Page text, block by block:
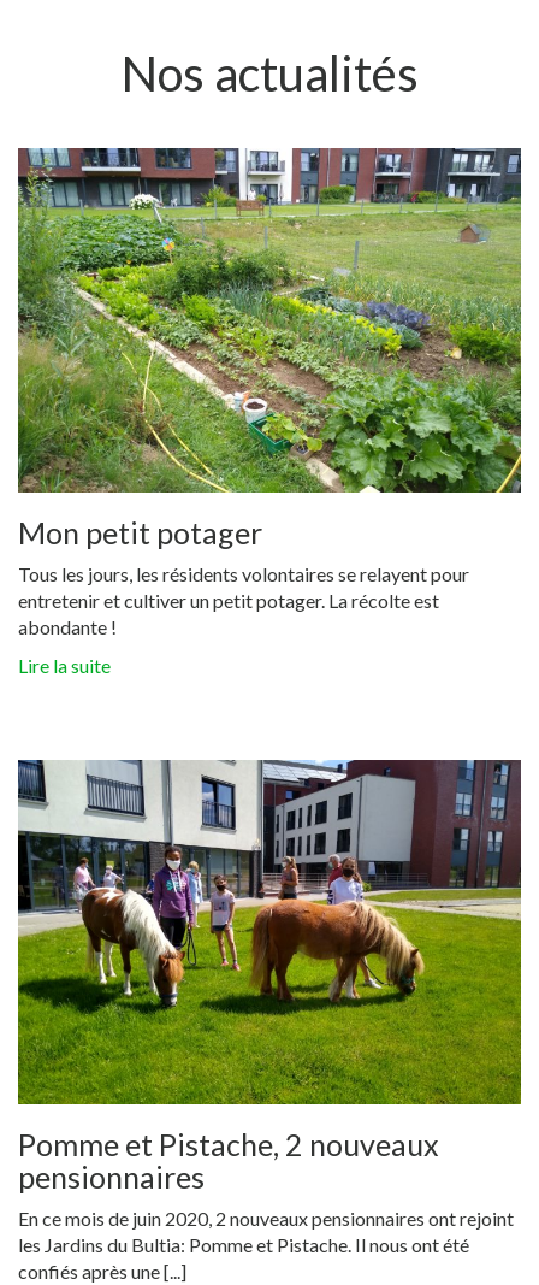
Nos actualités
Mon petit potager
Tous les jours, les résidents volontaires se relayent pour
entretenir et cultiver un petit potager. La récolte est
abondante !
Lire la suite
Pomme et Pistache, 2 nouveaux
pensionnaires
En ce mois de juin 2020, 2 nouveaux pensionnaires ont rejoint
les Jardins du Bultia: Pomme et Pistache. Il nous ont été
confiés après une [...]